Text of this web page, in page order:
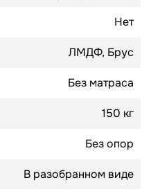
Нет
ЛМДФ, Брус
Без матраса
150 кг
Без опор
В разобранном виде